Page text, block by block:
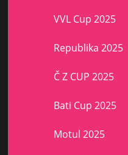
VVL Cup 2025
Republika 2025
Č Z CUP 2025
Bati Cup 2025
Motul 2025